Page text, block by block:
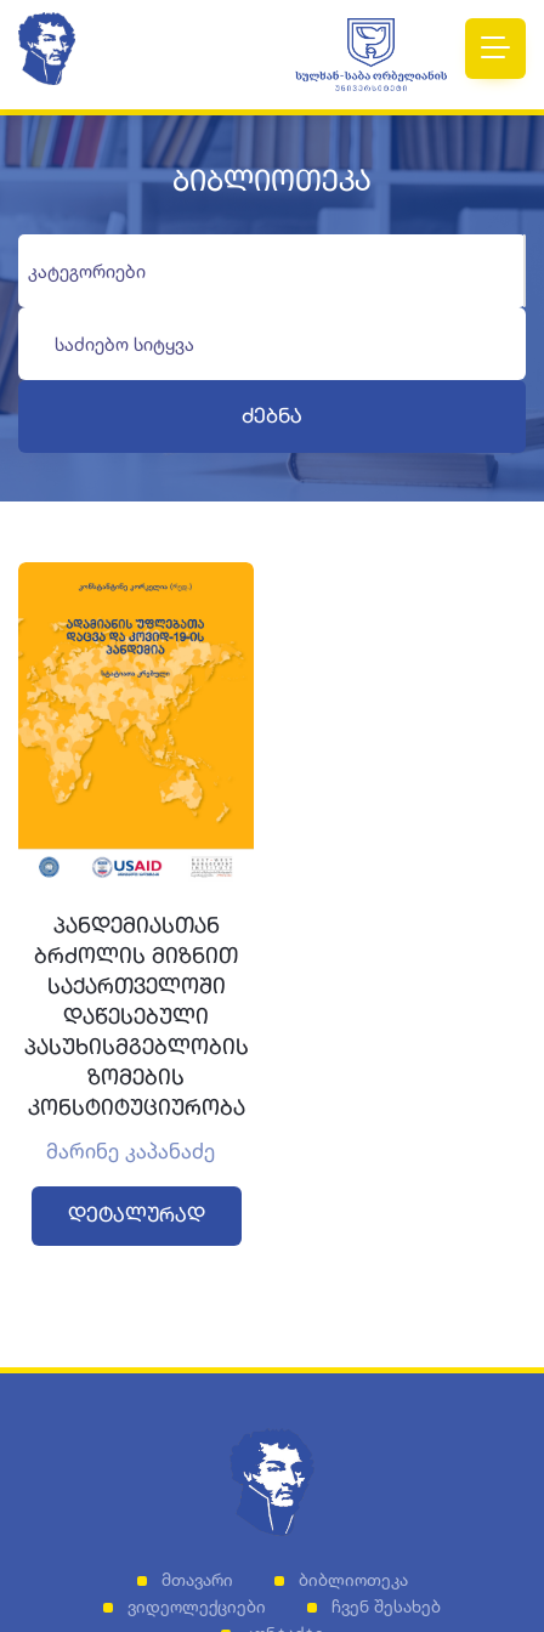
ბიბლიოთეკა
Ძებნა
პანდემიასთან
ბრძოლის მიზნით
საქართველოში
დაწესებული
პასუხისმგებლობის
ზომების
კონსტიტუციურობა
მარინე კაპანაძე
Დეტალურად
Მთავარი
Ბიბლიოთეკა
Ვიდეოლექციები
Ჩვენ Შესახებ